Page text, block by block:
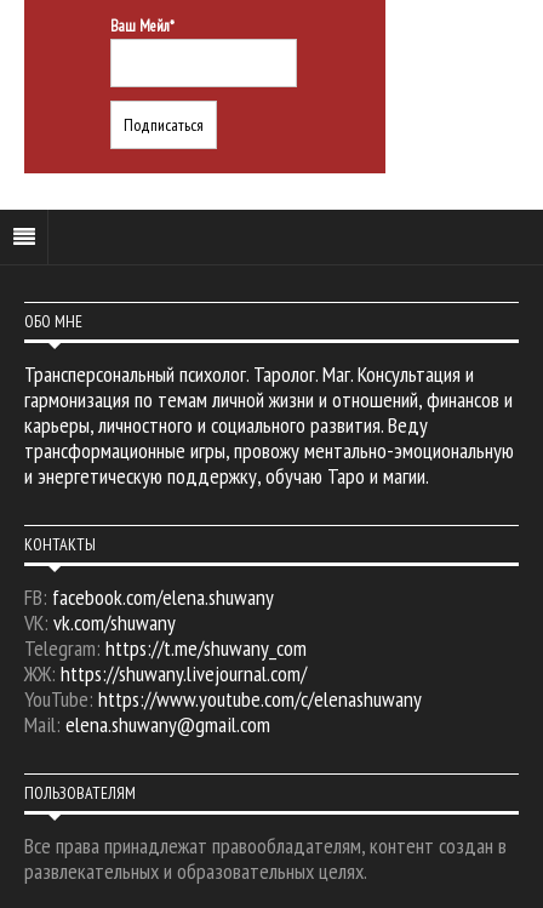
Ваш Мейл*
ОБО МНЕ
Трансперсональный психолог. Таролог. Маг. Консультация и
гармонизация по темам личной жизни и отношений, финансов и
карьеры, личностного и социального развития. Веду
трансформационные игры, провожу ментально-эмоциональную
и энергетическую поддержку, обучаю Таро и магии.
КОНТАКТЫ
FB: facebook.com/elena.shuwany
VK: vk.com/shuwany
Telegram: https://t.me/shuwany_com
ЖЖ: https://shuwany.livejournal.com/
YouTube: https://www.youtube.com/c/elenashuwany
Mail: elena.shuwany@gmail.com
ПОЛЬЗОВАТЕЛЯМ
Все права принадлежат правообладателям, контент создан в
развлекательных и образовательных целях.